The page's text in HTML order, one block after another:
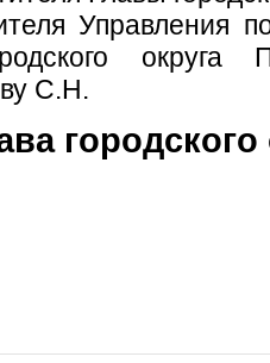
Управления
округа
С.Н.
городского